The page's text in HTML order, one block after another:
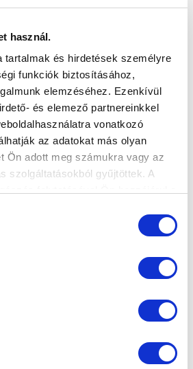
használ.
tartalmak és hirdetések személyre
funkciók biztosításához,
elemzéséhez. Ezenkívül
és elemező partnereinkkel
vonatkozó
az adatokat más olyan
Ön adott meg számukra vagy az
szolgáltatásokból gyűjtöttek. A
AZ
- I. RÉSZ (VIDEÓ)
szlovéniai edzőtáborról.